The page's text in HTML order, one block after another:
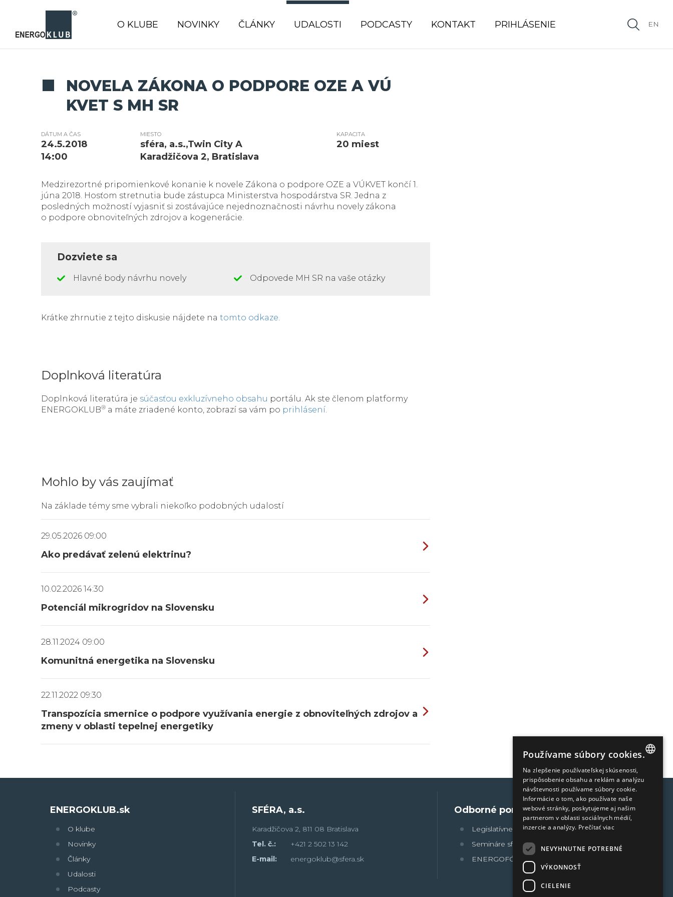
O KLUBE NOVINKY ČLÁNKY UDALOSTI PODCASTY KONTAKT PRIHLÁSENIE EN
NOVELA ZÁKONA O PODPORE OZE A VÚ
KVET S MH SR
DÁTUM A ČAS
24.5.2018
14:00
MIESTO
sféra, a.s.,Twin City A
Karadžičova 2, Bratislava
KAPACITA
20 miest
Medzirezortné pripomienkové konanie k novele Zákona o podpore OZE a VÚKVET končí 1.
júna 2018. Hosťom stretnutia bude zástupca Ministerstva hospodárstva SR. Jedna z
posledných možností vyjasniť si zostávajúce nejednoznačnosti návrhu novely zákona
o podpore obnoviteľných zdrojov a kogenerácie.
Dozviete sa
Hlavné body návrhu novely Odpovede MH SR na vaše otázky
Krátke zhrnutie z tejto diskusie nájdete na tomto odkaze
Doplnková literatúra
Doplnková literatúra je súčasťou exkluzívneho obsahu portálu. Ak ste členom platformy
ENERGOKLUB® a máte zriadené konto, zobrazí sa vám po prihlásení.
Mohlo by vás zaujímať
Na základe témy sme vybrali niekoľko podobných udalostí
29.05.2026 09:00
Ako predávať zelenú elektrinu?
10.02.2026 14:30
Potenciál mikrogridov na Slovensku
28.11.2024 09:00
Komunitná energetika na Slovensku
22.11.2022 09:30
Transpozícia smernice o podpore využívania energie z obnoviteľných zdrojov a
zmeny v oblasti tepelnej energetiky
ENERGOKLUB.sk
O klube
Novinky
Články
Udalosti
Podcasty
SFÉRA, a.s.
Karadžičova 2, 811 08 Bratislava
Tel. č.:
+421 2 502 13 142
E-mail:
energoklub@sfera.sk
Odborné portály
Legislatívne povinnosti
Semináre sféra
ENERGOFÓRUM
SLOVAK
ENGLISH
Používame súbory cookies.
Na zlepšenie používateľskej skúsenosti,
prispôsobenie obsahu a reklám a analýzu
návštevnosti používame súbory cookie.
Informácie o tom, ako používate naše
webové stránky, poskytujeme aj našim
partnerom v oblasti sociálnych médií,
inzercie a analýzy. Prečítať viac
NEVYHNUTNE POTREBNÉ
VÝKONNOSŤ
CIELENIE